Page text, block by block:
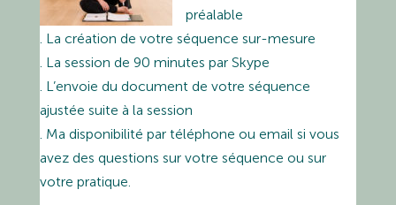
préalable
. La création de votre séquence sur-mesure
. La session de 90 minutes par Skype
. L’envoie du document de votre séquence
ajustée suite à la session
. Ma disponibilité par téléphone ou email si vous
avez des questions sur votre séquence ou sur
votre pratique.